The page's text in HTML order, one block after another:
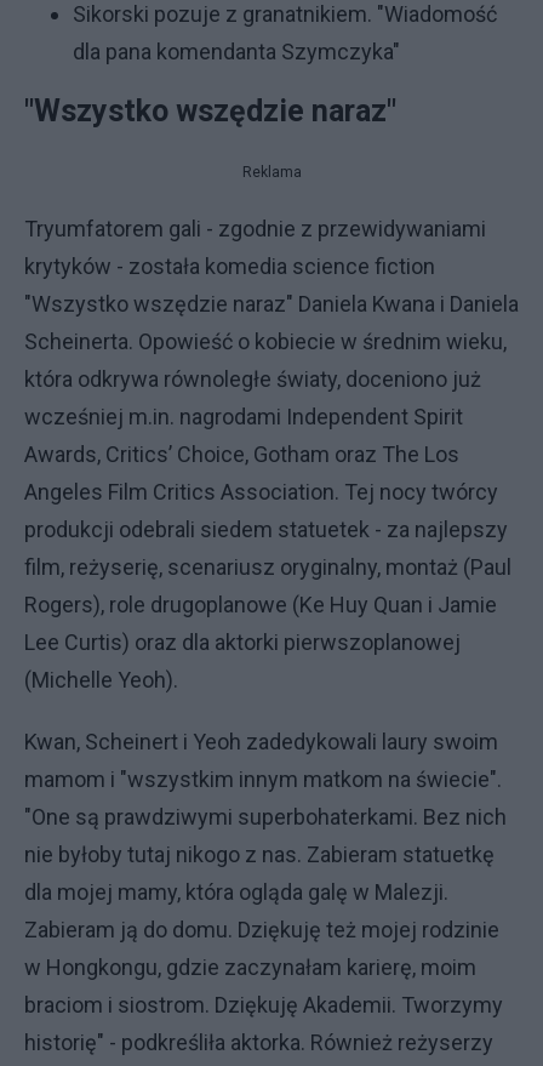
Sikorski pozuje z granatnikiem. "Wiadomość
dla pana komendanta Szymczyka"
"Wszystko wszędzie naraz"
Reklama
Tryumfatorem gali - zgodnie z przewidywaniami
krytyków - została komedia science fiction
"Wszystko wszędzie naraz" Daniela Kwana i Daniela
Scheinerta. Opowieść o kobiecie w średnim wieku,
która odkrywa równoległe światy, doceniono już
wcześniej m.in. nagrodami Independent Spirit
Awards, Critics’ Choice, Gotham oraz The Los
Angeles Film Critics Association. Tej nocy twórcy
produkcji odebrali siedem statuetek - za najlepszy
film, reżyserię, scenariusz oryginalny, montaż (Paul
Rogers), role drugoplanowe (Ke Huy Quan i Jamie
Lee Curtis) oraz dla aktorki pierwszoplanowej
(Michelle Yeoh).
Kwan, Scheinert i Yeoh zadedykowali laury swoim
mamom i "wszystkim innym matkom na świecie".
"One są prawdziwymi superbohaterkami. Bez nich
nie byłoby tutaj nikogo z nas. Zabieram statuetkę
dla mojej mamy, która ogląda galę w Malezji.
Zabieram ją do domu. Dziękuję też mojej rodzinie
w Hongkongu, gdzie zaczynałam karierę, moim
braciom i siostrom. Dziękuję Akademii. Tworzymy
historię" - podkreśliła aktorka. Również reżyserzy